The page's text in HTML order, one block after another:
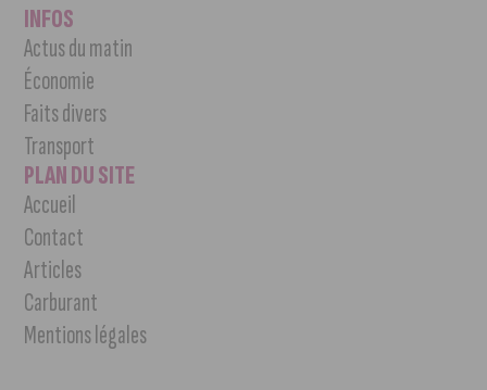
INFOS
Actus du matin
Économie
Faits divers
Transport
PLAN DU SITE
Accueil
Contact
Articles
Carburant
Mentions légales